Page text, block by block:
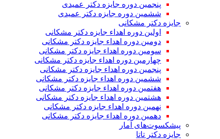
پنجمین دوره جایزه دکتر عمیدی
ششمین دوره جایزه دکتر عمیدی
جایزه دکتر مشکانی
اولین دوره اهداء جایزه دکتر مشکانی
دومین دوره اهداء جایزه دکتر مشکانی
سومین دوره اهداء جایزه دکتر مشکانی
چهارمین دوره اهداء جایزه دکتر مشکانی
پنجمین دوره اهداء جایزه دکتر مشکانی
ششمین دوره اهداء جایزه دکتر مشکانی
هفتمین دوره اهداء جایزه دکتر مشکانی
هشتمین دوره اهداء جایزه دکتر مشکانی
نهمین دوره اهداء جایزه دکتر مشکانی
دهمین دوره اهداء جایزه دکتر مشکانی
پیشکسوت‌های آمار
جایزه دکتر تاتا